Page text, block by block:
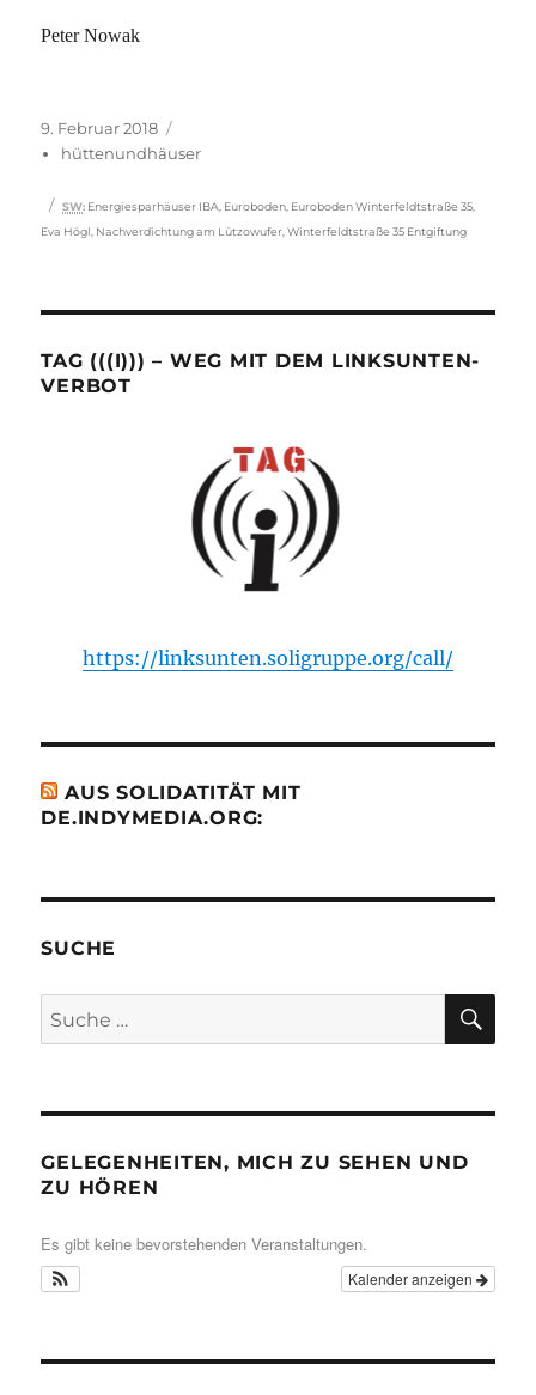
Peter Nowak
Veröffentlicht
am
9. Februar 2018
hüttenundhäuser
Schlagwörter
SW: Energiesparhäuser IBA, Euroboden, Euroboden Winterfeldtstraße 35,
Eva Högl, Nachverdichtung am Lützowufer,Winterfeldtstraße 35 Entgiftung
TAG (((I))) – WEG MIT DEM LINKSUNTEN-
VERBOT
https://linksunten.soligruppe.org/call/
AUS SOLIDATITÄT MIT
DE.INDYMEDIA.ORG:
SUCHE
Suche
nach:
GELEGENHEITEN, MICH ZU SEHEN UND
ZU HÖREN
Es gibt keine bevorstehenden Veranstaltungen.
Kalender anzeigen